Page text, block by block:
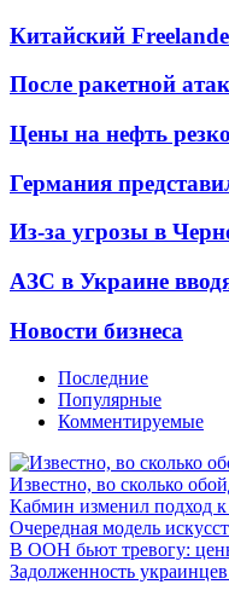
Китайский
После ракетной
Цены на нефть
Германия
Из-за угрозы в
АЗС в Украине
Новости бизнеса
Последние
Популярные
Комментируемые
Известно, во сколько
Кабмин изменил подход к
Очередная модель
В ООН бьют тревогу:
Задолженность